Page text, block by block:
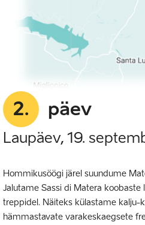
2. päev
Laupäev, 19.
Hommikusöögi järel suundume
Jalutame Sassi di Matera koobaste
treppidel. Näiteks külastame kalju-
hämmastavate varakeskaegsete